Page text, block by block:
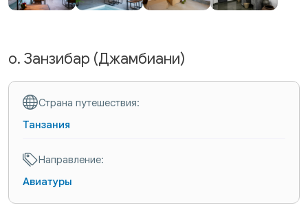
о. Занзибар (Джамбиани)
Страна путешествия:
Танзания
Направление:
Авиатуры